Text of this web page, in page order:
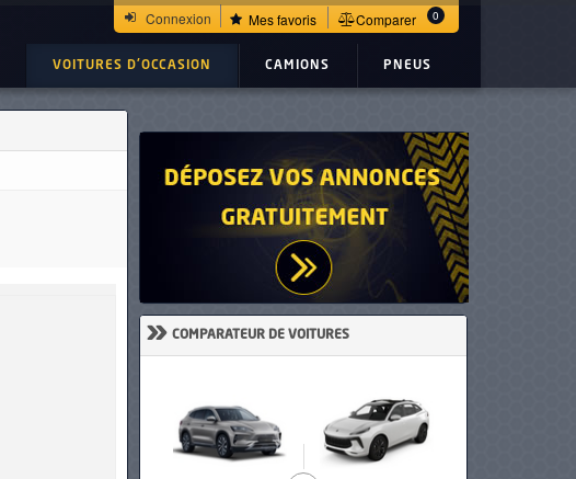
Connexion Mes favoris Comparer 0
VOITURES D'OCCASION CAMIONS PNEUS
» COMPARATEUR DE VOITURES